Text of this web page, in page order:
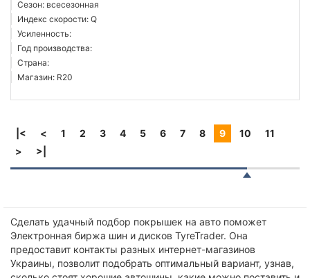
Сезон: всесезонная
Индекс скорости: Q
Усиленность:
Год производства:
Страна:
Магазин: R20
|< < 1 2 3 4 5 6 7 8 9 10
11
>
>|
Сделать удачный подбор покрышек на авто поможет
Электронная биржа шин и дисков TyreTrader. Она
предоставит контакты разных интернет-магазинов
Украины, позволит подобрать оптимальный вариант, узнав,